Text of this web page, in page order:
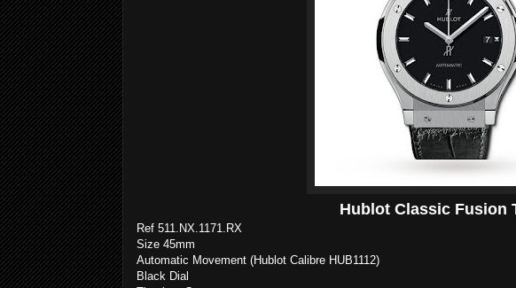
Hublot Classic Fusion
Ref 511.NX.1171.RX
Size 45mm
Automatic Movement (Hublot Calibre HUB1112)
Black Dial